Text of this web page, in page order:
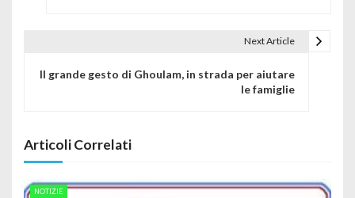
Next Article
Il grande gesto di Ghoulam, in strada per aiutare
le famiglie
Articoli Correlati
NOTIZIE